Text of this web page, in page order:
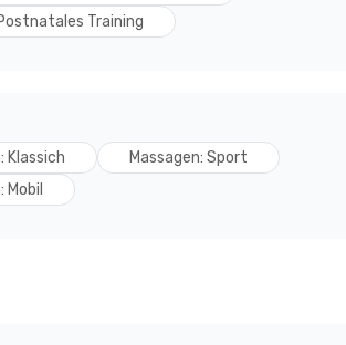
Training
Klassich
Massagen: Sport
Mobil